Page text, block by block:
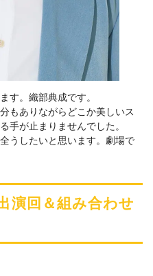
す。織部典成です。
もありながらどこか美しいス
手が止まりませんでした。
うしたいと思います。劇場で
演回＆組み合わせ